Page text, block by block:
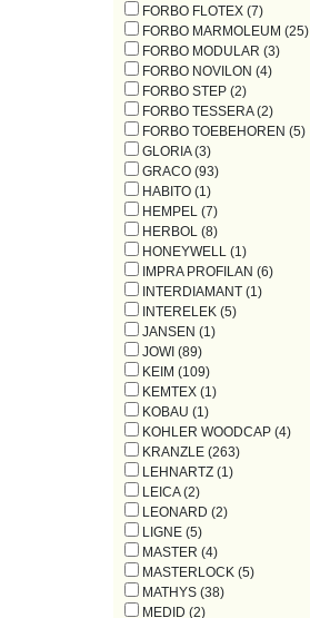
FORBO FLOTEX (7)
FORBO MARMOLEUM (25)
FORBO MODULAR (3)
FORBO NOVILON (4)
FORBO STEP (2)
FORBO TESSERA (2)
FORBO TOEBEHOREN (5)
GLORIA (3)
GRACO (93)
HABITO (1)
HEMPEL (7)
HERBOL (8)
HONEYWELL (1)
IMPRA PROFILAN (6)
INTERDIAMANT (1)
INTERELEK (5)
JANSEN (1)
JOWI (89)
KEIM (109)
KEMTEX (1)
KOBAU (1)
KOHLER WOODCAP (4)
KRANZLE (263)
LEHNARTZ (1)
LEICA (2)
LEONARD (2)
LIGNE (5)
MASTER (4)
MASTERLOCK (5)
MATHYS (38)
MEDID (2)